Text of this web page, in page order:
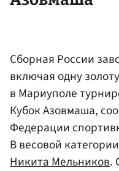
Сборная России
включая одну
в Мариуполе
Кубок Азовмаша,
Федерации
В весовой
Никита Мельников.